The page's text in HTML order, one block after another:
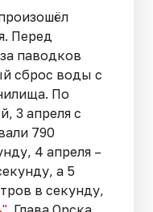
Перед
паводков
сброс воды с
По
3 апреля с
790
4 апреля –
а 5
в секунду,